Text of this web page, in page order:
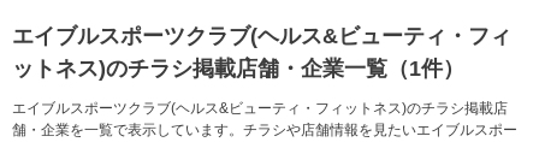
エイブルスポーツクラブ(ヘルス&ビューティ・フィ
ットネス)のチラシ掲載店舗・企業一覧（1件）
エイブルスポーツクラブ(ヘルス&ビューティ・フィットネス)のチラシ掲載店
舗・企業を一覧で表示しています。チラシや店舗情報を見たいエイブルスポー